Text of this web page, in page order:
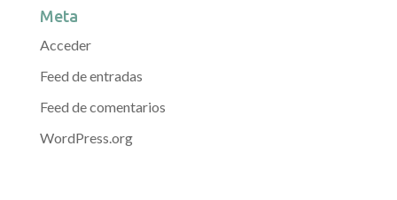
Meta
Acceder
Feed de entradas
Feed de comentarios
WordPress.org